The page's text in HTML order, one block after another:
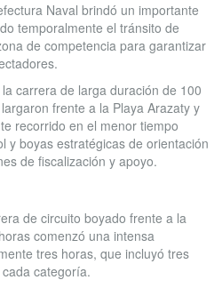
Naval brindó un importante
temporalmente el tránsito de
de competencia para garantizar
carrera de larga duración de 100
frente a la Playa Arazaty y
recorrido en el menor tiempo
y boyas estratégicas de orientación
de fiscalización y apoyo.
de circuito boyado frente a la
comenzó una intensa
tres horas, que incluyó tres
categoría.